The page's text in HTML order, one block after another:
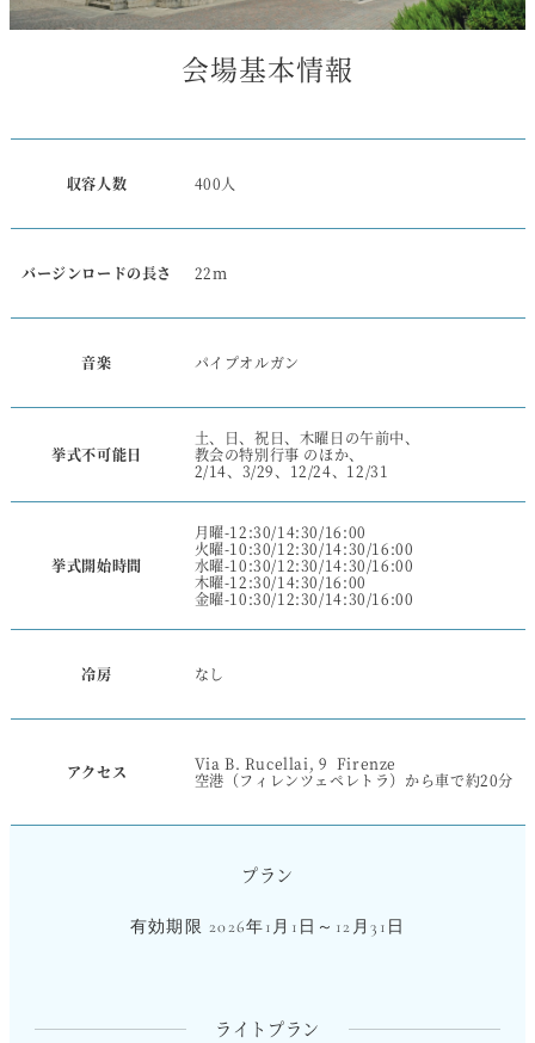
会場基本情報
収容人数 400人
バージンロードの長さ 22ｍ
音楽 パイプオルガン
挙式不可能日
土、日、祝日、木曜日の午前中、
教会の特別行事 のほか、
2/14、3/29、12/24、12/31
挙式開始時間
月曜-12:30/14:30/16:00
火曜-10:30/12:30/14:30/16:00
水曜-10:30/12:30/14:30/16:00
木曜-12:30/14:30/16:00
金曜-10:30/12:30/14:30/16:00
冷房 なし
アクセス
Via B. Rucellai, 9 Firenze
空港（フィレンツェペレトラ）から車で約20分
プラン
有効期限 2026年1月1日～12月31日
ライトプラン